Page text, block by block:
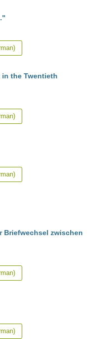
the Twentieth
Briefwechsel zwischen